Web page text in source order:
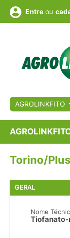
Conversor
Entre ou
AGROLINKFITO
Torino/
GERAL
Nome
Tiofanato-